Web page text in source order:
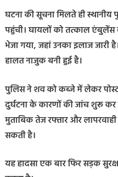
घटना की सूचना मिलते ही
पहुंची। घायलों को तत्काल एंबुलेंस
भेजा गया, जहां उनका इलाज जारी
हालत नाजुक बनी हुई है।
पुलिस ने शव को कब्जे में लेकर
दुर्घटना के कारणों की जांच शुरू
मुताबिक तेज रफ्तार और
सकती है।
यह हादसा एक बार फिर सड़क